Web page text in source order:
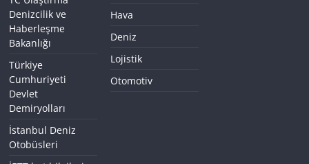
Denizcilik ve
Haberleşme
Bakanlığı
Türkiye
Cumhuriyeti
Devlet
Demiryolları
İstanbul Deniz
Otobüsleri
Hava
Deniz
Lojistik
Otomotiv